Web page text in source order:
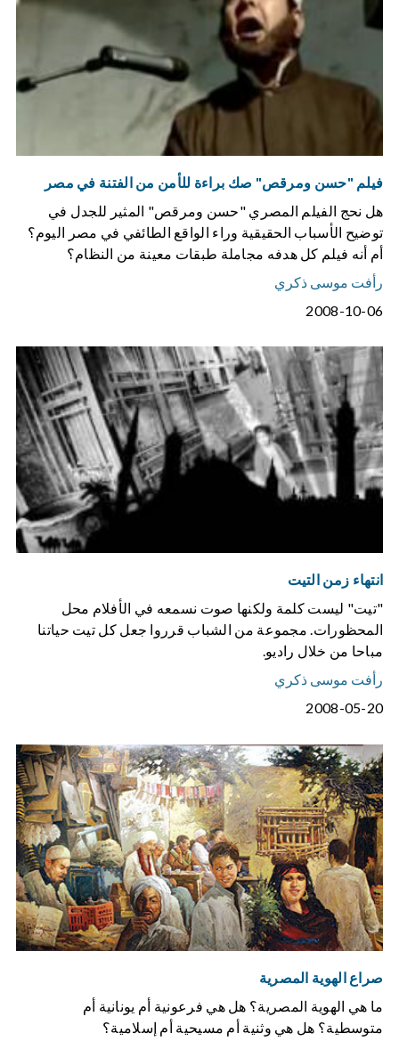
فيلم "حسن ومرقص" صك براءة للأمن من الفتنة في مصر
هل نحج الفيلم المصري "حسن ومرقص" المثير للجدل في
توضيح الأسباب الحقيقية وراء الواقع الطائفي في مصر اليوم؟
أم أنه فيلم كل هدفه مجاملة طبقات معينة من النظام؟
رأفت موسى ذكري
2008-10-06
انتهاء زمن التيت
"تيت" ليست كلمة ولكنها صوت نسمعه في الأفلام محل
المحظورات. مجموعة من الشباب قرروا جعل كل تيت حياتنا
مباحا من خلال راديو.
رأفت موسى ذكري
2008-05-20
صراع الهوية المصرية
ما هي الهوية المصرية؟ هل هي فرعونية أم يونانية أم
متوسطية؟ هل هي وثنية أم مسيحية أم إسلامية؟